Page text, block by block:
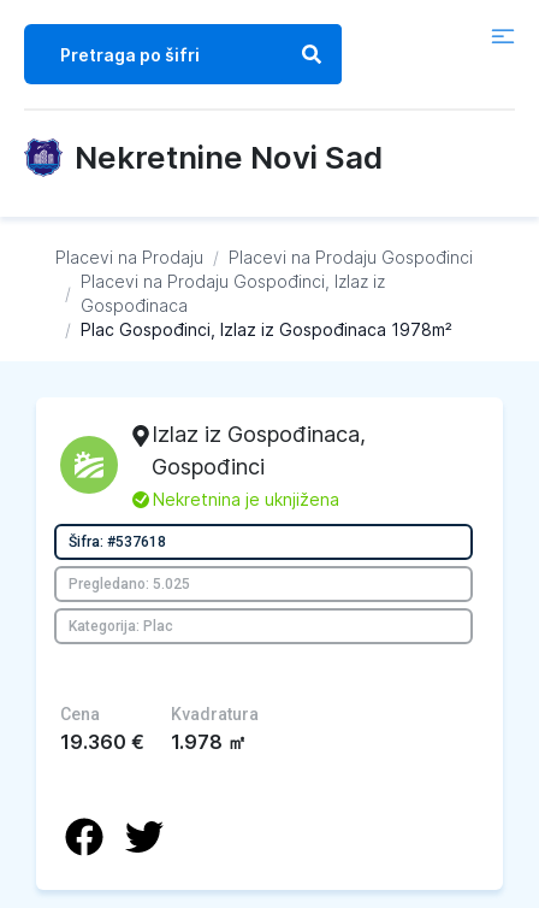
Nekretnine Novi Sad
Placevi na Prodaju / Placevi na Prodaju Gospođinci
/
Placevi na Prodaju Gospođinci, Izlaz iz
Gospođinaca
/ Plac Gospođinci, Izlaz iz Gospođinaca 1978m²
Izlaz iz Gospođinaca,
Gospođinci
L Nekretnina je uknjižena
Šifra: #537618
Pregledano: 5.025
Kategorija: Plac
Cena
19.360 €
Kvadratura
1.978 ㎡